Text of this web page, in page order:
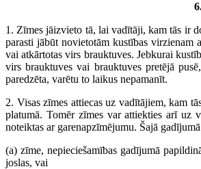
1. Zīmes jāizvieto tā, lai vadītāji, kam tās ir
parasti jābūt novietotām kustības virzienam
vai atkārtotas virs brauktuves. Jebkurai
virs brauktuves vai brauktuves pretējā
paredzēta, varētu to laikus nepamanīt.
2. Visas zīmes attiecas uz vadītājiem, kam
platumā. Tomēr zīmes var attiekties arī uz
noteiktas ar garenapzīmējumu. Šajā
(a) zīme, nepieciešamības gadījumā
joslas, vai